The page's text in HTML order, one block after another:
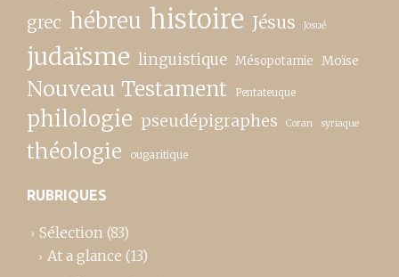
grec hébreu histoire Jésus Josué
judaïsme linguistique Mésopotamie Moïse
Nouveau Testament Pentateuque
philologie pseudépigraphes Coran syriaque
théologie ougaritique
RUBRIQUES
Sélection (83)
At a glance (13)